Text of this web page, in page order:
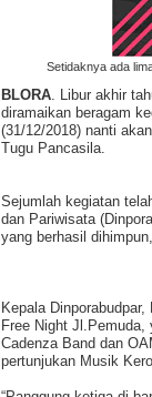
Setidaknya ada
BLORA. Libur akhir
diramaikan beragam
(31/12/2018) nanti
Tugu Pancasila.
Sejumlah kegiatan
dan Pariwisata
yang berhasil
Kepala
Free Night Jl.Pemuda,
Cadenza Band dan
pertunjukan Musik